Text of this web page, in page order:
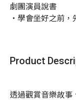
劇團演員說書
・學會坐好之前
Product
透過觀賞音樂故事